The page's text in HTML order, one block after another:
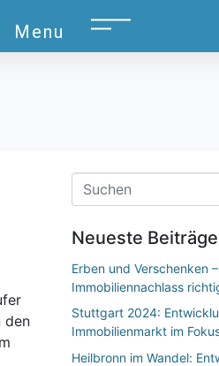
Menu
den
Neueste Beiträge
Erben und Verschenken
Immobiliennachlass
Stuttgart 2024:
Immobilienmarkt im
Heilbronn im Wandel: